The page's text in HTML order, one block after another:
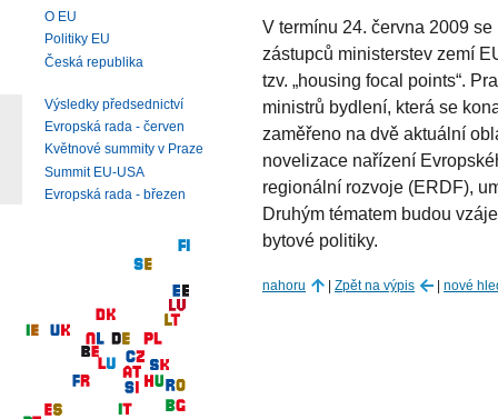
V termínu 24. června 2009
zástupců ministerstev zemí
tzv. „housing focal points“.
ministrů bydlení, která se
zaměřeno na dvě aktuální
novelizace nařízení
regionální rozvoje (ERDF),
Druhým tématem budou
bytové politiky.
nahoru Zpět na výpis nové
O EU
Politiky EU
Česká republika
Výsledky předsednictví
Evropská rada - červen
Květnové summity v Praze
Summit EU-USA
Evropská rada - březen